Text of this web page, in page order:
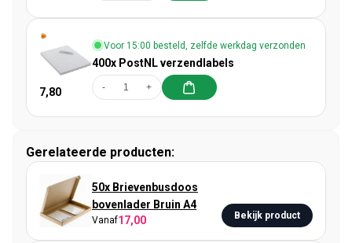
7,80
Voor 15:00 besteld, zelfde werkdag verzonden
400x PostNL verzendlabels
- +
Gerelateerde producten:
50x Brievenbusdoos
bovenlader Bruin A4
Vanaf17,00 Bekijk product